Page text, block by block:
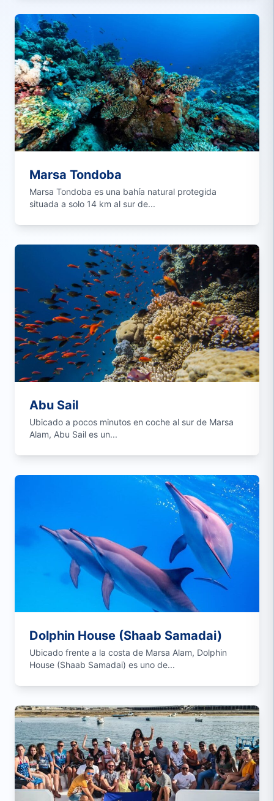
Marsa Tondoba
Marsa Tondoba es una bahía natural protegida
situada a solo 14 km al sur de...
Abu Sail
Ubicado a pocos minutos en coche al sur de Marsa
Alam, Abu Sail es un...
Dolphin House (Shaab Samadai)
Ubicado frente a la costa de Marsa Alam, Dolphin
House (Shaab Samadai) es uno de...